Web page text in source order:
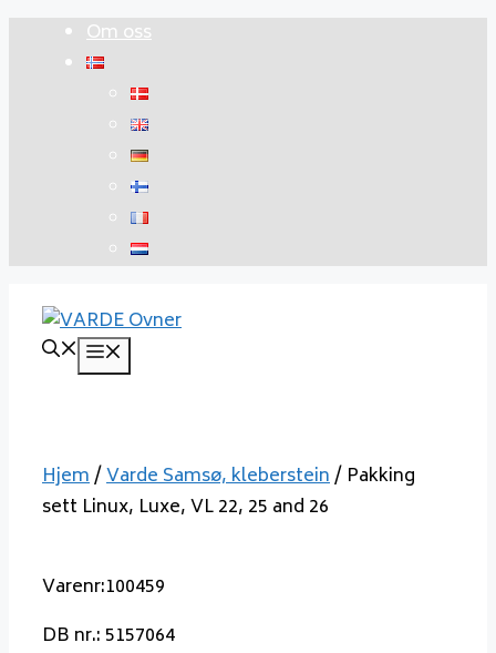
Om oss
Hjem/Varde Samsø, kleberstein/ Pakking
sett Linux, Luxe, VL 22, 25 and 26
Varenr:100459
DB nr.: 5157064